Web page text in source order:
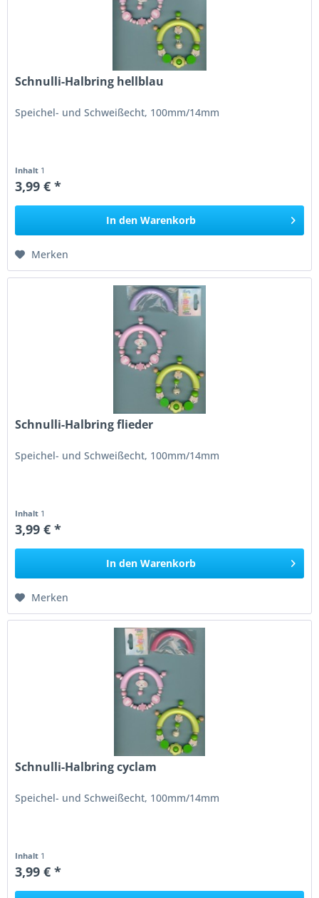
Schnulli-Halbring hellblau
Speichel- und Schweißecht, 100mm/14mm
Inhalt 1
3,99 € *
In den Warenkorb
Merken
Schnulli-Halbring flieder
Speichel- und Schweißecht, 100mm/14mm
Inhalt 1
3,99 € *
In den Warenkorb
Merken
Schnulli-Halbring cyclam
Speichel- und Schweißecht, 100mm/14mm
Inhalt 1
3,99 € *